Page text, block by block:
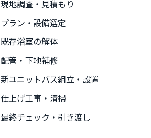
現地調査・見積もり
プラン・設備選定
既存浴室の解体
配管・下地補修
新ユニットバス組立・設置
仕上げ工事・清掃
最終チェック・引き渡し